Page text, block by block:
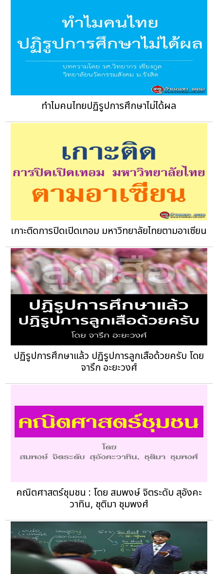
ทำไมคนไทยปฏิรูปการศึกษาไม่ได้ผล
เกาะติดการปิดเปิดเทอม มหาวิทยาลัยไทยตามอาเซียน
ปฏิรูปการศึกษาแล้ว ปฏิรูปการลูกเสือด้วยครับ โดย
จารึก อะยะวงศ์
คณิตศาสตร์ชุมชน : โดย สมพงษ์ จิตระดับ สุอังคะ
วาทิน, ชุติมา ชุมพงศ์